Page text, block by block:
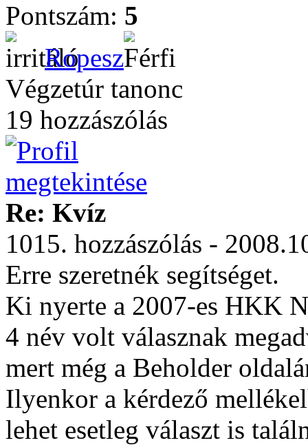
Pontszám: 5
Ropesz
Végzetúr tanonc
19 hozzászólás
Re: Kvíz
1015. hozzászólás -
Erre szeretnék segítséget.
Ki nyerte a 2007-es HKK
4 név volt válasznak
mert még a Beholder
Ilyenkor a kérdező
lehet esetleg választ is